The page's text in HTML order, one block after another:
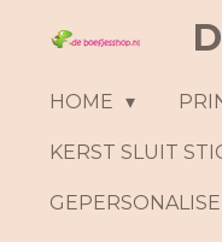
hoofdinhoud
HOME
KERST SLUIT